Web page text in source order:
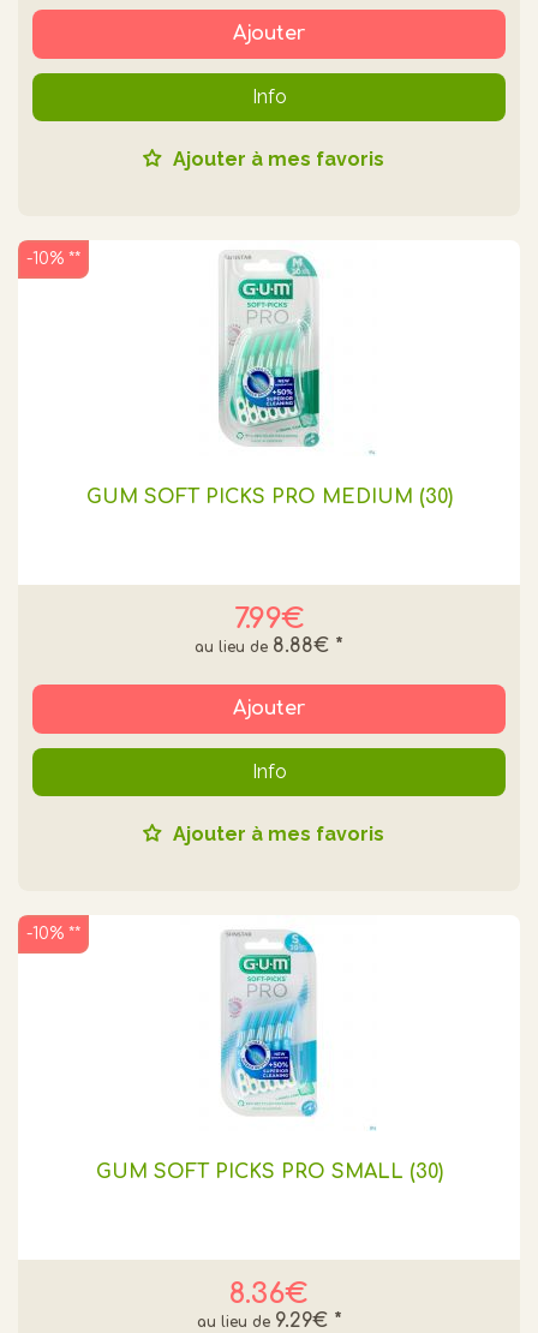
Ajouter
Info
Ajouter à mes favoris
GUM SOFT PICKS PRO MEDIUM (30)
7.99€
8.88€ *
-10% **
Ajouter
Info
Ajouter à mes favoris
GUM SOFT PICKS PRO SMALL (30)
8.36€
9.29€ *
-10% **